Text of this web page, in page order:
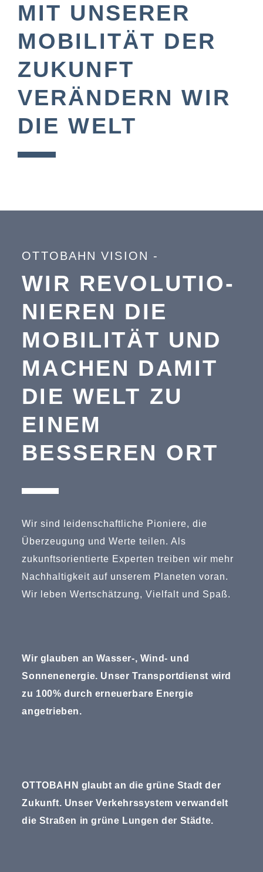
MIT UNSERER
MOBILITÄT DER
ZUKUNFT
VERÄNDERN WIR
DIE WELT
OTTOBAHN VISION -
WIR RE­VO­LU­TIO­
NIE­REN DIE
MOBILITÄT UND
MACHEN DAMIT
DIE WELT ZU
EINEM
BESSEREN ORT
Wir sind leidenschaftliche Pioniere, die
Überzeugung und Werte teilen. Als
zukunftsorientierte Experten treiben wir mehr
Nachhaltigkeit auf unserem Planeten voran.
Wir leben Wertschätzung, Vielfalt und Spaß.
Wir glauben an Wasser-, Wind- und
Sonnenenergie. Unser Transportdienst wird
zu 100% durch erneuerbare Energie
angetrieben.
OTTOBAHN glaubt an die grüne Stadt der
Zukunft. Unser Verkehrssystem verwandelt
die Straßen in grüne Lungen der Städte.